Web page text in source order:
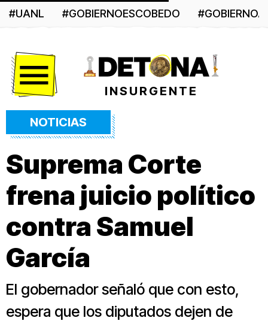
#UANL #GOBIERNOESCOBEDO
INSURGENTE
NOTICIAS
Suprema Corte
frena juicio político
contra Samuel
García
El gobernador señaló que con esto,
espera que los diputados dejen de